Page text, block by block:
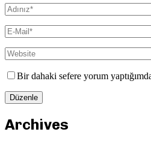
Bir dahaki sefere yorum
Archives